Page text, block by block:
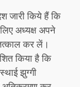
जारी किये हैं कि
अध्यक्ष अपने
कर लें।
किया है कि
झुग्गी